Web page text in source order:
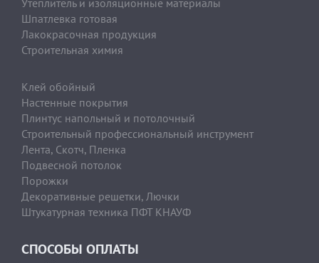
Утеплитель и изоляционные материалы
Шпатлевка готовая
Лакокрасочная продукция
Строительная химия
Клей обойный
Настенные покрытия
Плинтус напольный и потолочный
Строительный профессиональный инструмент
Лента, Скотч, Пленка
Подвесной потолок
Порожки
Декоративные решетки, Лючки
Штукатурная техника ПФТ КНАУФ
СПОСОБЫ ОПЛАТЫ